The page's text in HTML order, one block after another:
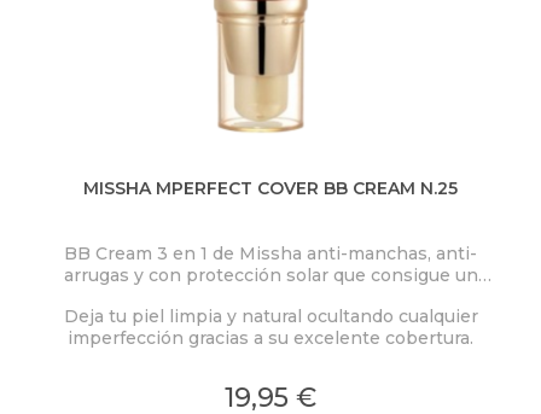
MISSHA MPERFECT COVER BB CREAM N.25
BB Cream 3 en 1 de Missha anti-manchas, anti-
arrugas y con protección solar que consigue un
Deja tu piel limpia y natural ocultando cualquier
imperfección gracias a su excelente cobertura.
19,95 €